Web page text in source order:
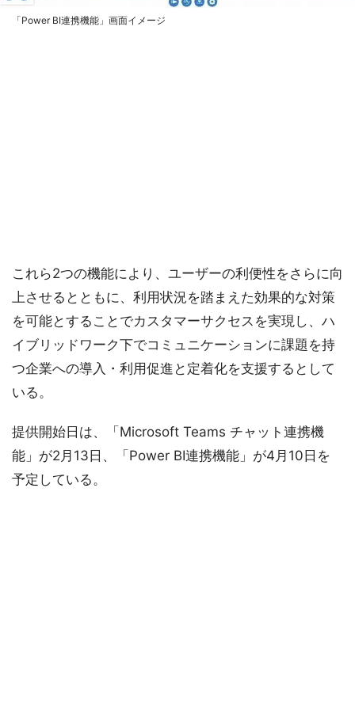
「Power BI連携機能」画面イメージ
これら2つの機能により、ユーザーの利便性をさらに向
上させるとともに、利用状況を踏まえた効果的な対策
を可能とすることでカスタマーサクセスを実現し、ハ
イブリッドワーク下でコミュニケーションに課題を持
つ企業への導入・利用促進と定着化を支援するとして
いる。
提供開始日は、「Microsoft Teams チャット連携機
能」が2月13日、「Power BI連携機能」が4月10日を
予定している。